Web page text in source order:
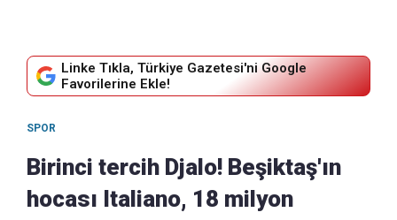
Linke Tıkla, Türkiye Gazetesi'ni Google
Favorilerine Ekle!
SPOR
Birinci tercih Djalo! Beşiktaş'ın
hocası Italiano, 18 milyon